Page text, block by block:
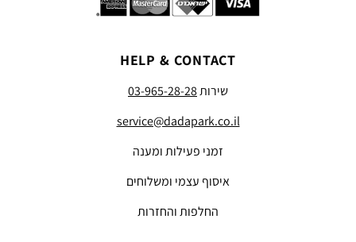
HELP & CONTACT
שירות03-965-28-28
service@dadapark.co.il
זמני פעילות ומענה
איסוף עצמי ומשלוחים
החלפות והחזרות